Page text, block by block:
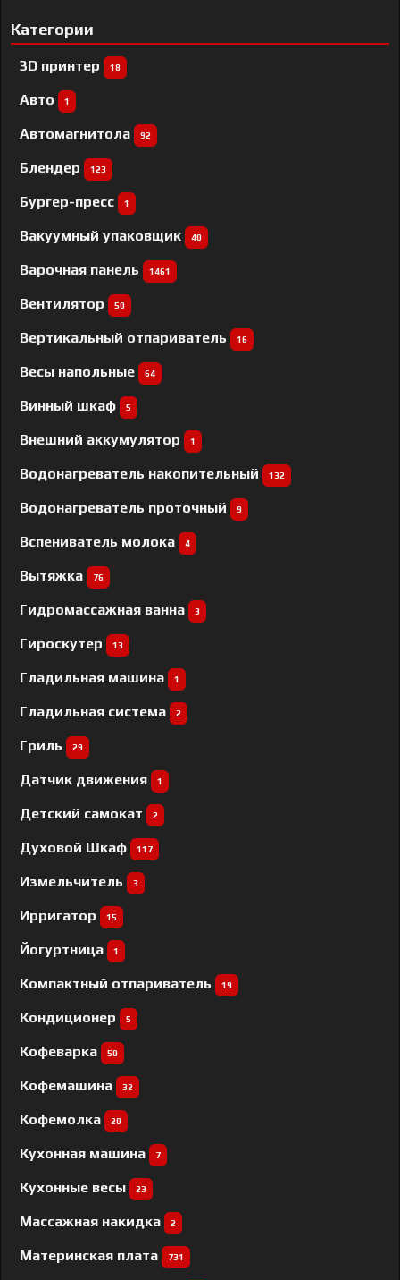
Категории
3D принтер 18
Авто 1
Автомагнитола 92
Блендер 123
Бургер-пресс 1
Вакуумный упаковщик 40
Варочная панель 1461
Вентилятор 50
Вертикальный отпариватель 16
Весы напольные 64
Винный шкаф 5
Внешний аккумулятор 1
Водонагреватель накопительный 132
Водонагреватель проточный 9
Вспениватель молока 4
Вытяжка 76
Гидромассажная ванна 3
Гироскутер 13
Гладильная машина 1
Гладильная система 2
Гриль 29
Датчик движения 1
Детский самокат 2
Духовой Шкаф 117
Измельчитель 3
Ирригатор 15
Йогуртница 1
Компактный отпариватель 19
Кондиционер 5
Кофеварка 50
Кофемашина 32
Кофемолка 20
Кухонная машина 7
Кухонные весы 23
Массажная накидка 2
Материнская плата 731